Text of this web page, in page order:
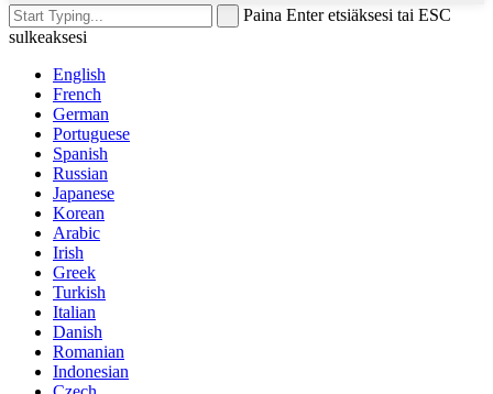
Paina Enter etsiäksesi tai ESC
sulkeaksesi
English
French
German
Portuguese
Spanish
Russian
Japanese
Korean
Arabic
Irish
Greek
Turkish
Italian
Danish
Romanian
Indonesian